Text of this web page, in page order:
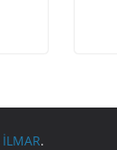
İLMAR.